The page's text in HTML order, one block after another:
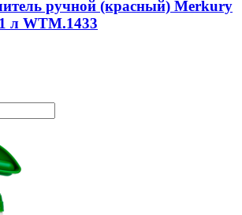
ручной (красный) Merkury
л WTM.1433